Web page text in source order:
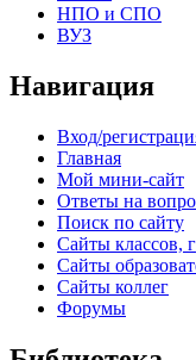
НПО и СПО
ВУЗ
Навигация
Вход/
Главная
Мой мини-сайт
Ответы на
Поиск по сайту
Сайты классов,
Сайты
Сайты коллег
Форумы